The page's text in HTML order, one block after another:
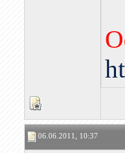
06.06.2011, 10:37